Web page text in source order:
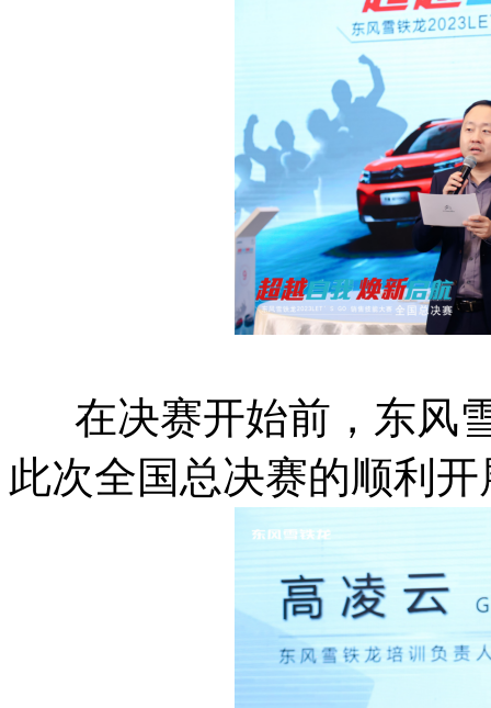
在决赛开始前，东风
此次全国总决赛的顺利